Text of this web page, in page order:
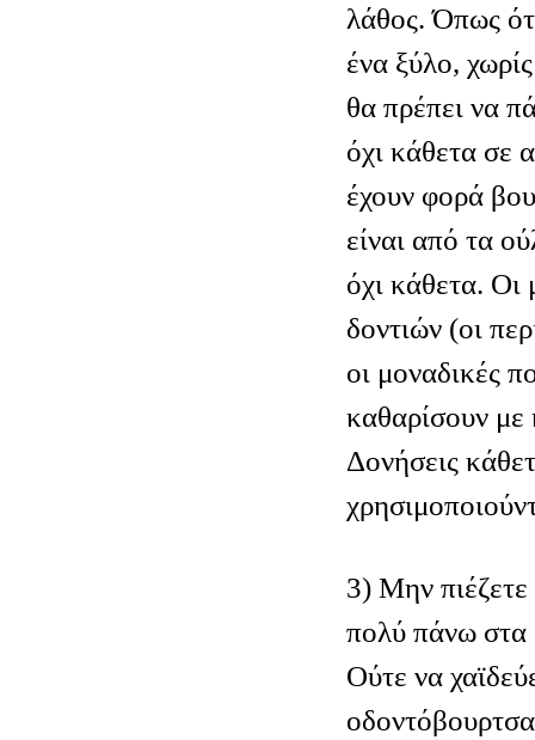
λάθος. Όπως
ένα ξύλο,
θα πρέπει να
όχι κάθετα σε
έχουν φορά
είναι από τα
όχι κάθετα. Οι
δοντιών (οι
οι μοναδικές
καθαρίσουν με
Δονήσεις
3) Μην
πολύ πάνω στα
Ούτε να